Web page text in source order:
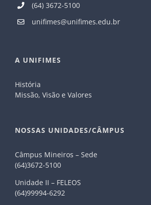
(64) 3672-5100
unifimes@unifimes.edu.br
A UNIFIMES
História
Missão, Visão e Valores
NOSSAS UNIDADES/CÂMPUS
Câmpus Mineiros – Sede
(64)3672-5100
Unidade II – FELEOS
(64)99994-6292